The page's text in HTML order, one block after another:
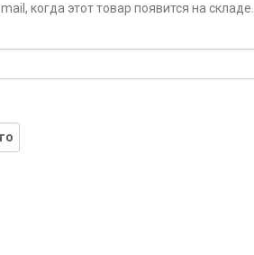
когда этот товар появится на складе.